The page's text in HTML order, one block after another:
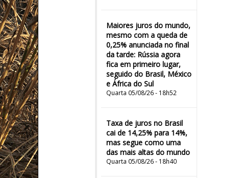
Maiores juros do mundo,
mesmo com a queda de
0,25% anunciada no final
da tarde: Rússia agora
fica em primeiro lugar,
seguido do Brasil, México
e África do Sul
Quarta 05/08/26 - 18h52
Taxa de juros no Brasil
cai de 14,25% para 14%,
mas segue como uma
das mais altas do mundo
Quarta 05/08/26 - 18h40